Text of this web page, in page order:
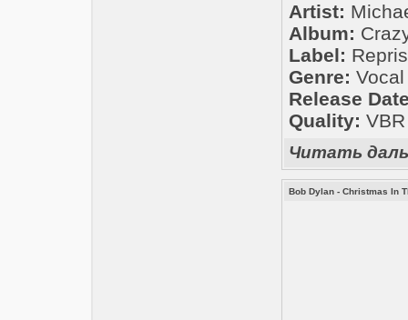
Artist:
Album:
Label:
Genre:
Release
Quality:
Читать
Bob Dylan - Christmas In